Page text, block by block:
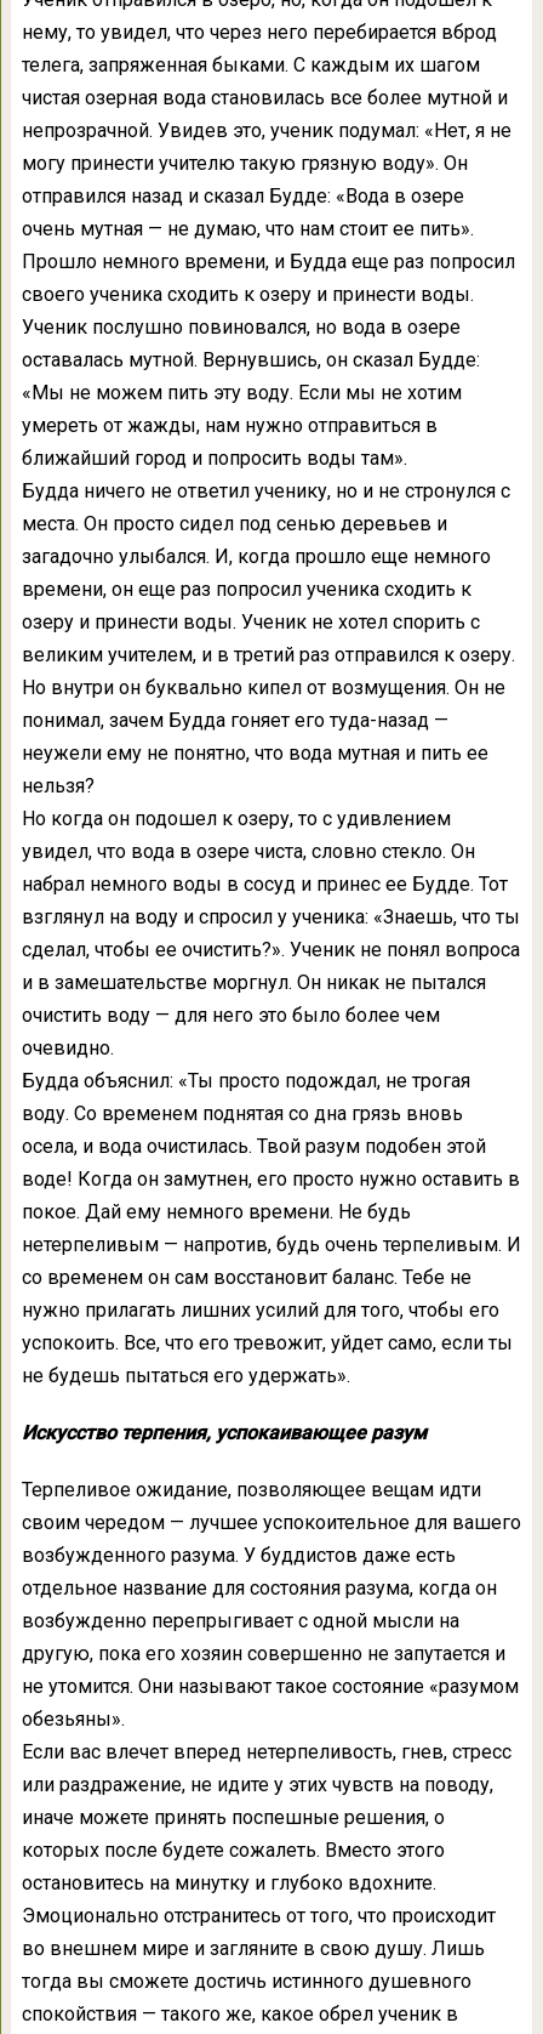
нему, то увидел, что через него перебирается вброд
телега, запряженная быками. С каждым их шагом
чистая озерная вода становилась все более мутной и
непрозрачной. Увидев это, ученик подумал: «Нет, я не
могу принести учителю такую грязную воду». Он
отправился назад и сказал Будде: «Вода в озере
очень мутная — не думаю, что нам стоит ее пить».
Прошло немного времени, и Будда еще раз попросил
своего ученика сходить к озеру и принести воды.
Ученик послушно повиновался, но вода в озере
оставалась мутной. Вернувшись, он сказал Будде:
«Мы не можем пить эту воду. Если мы не хотим
умереть от жажды, нам нужно отправиться в
ближайший город и попросить воды там».
Будда ничего не ответил ученику, но и не стронулся с
места. Он просто сидел под сенью деревьев и
загадочно улыбался. И, когда прошло еще немного
времени, он еще раз попросил ученика сходить к
озеру и принести воды. Ученик не хотел спорить с
великим учителем, и в третий раз отправился к озеру.
Но внутри он буквально кипел от возмущения. Он не
понимал, зачем Будда гоняет его туда-назад —
неужели ему не понятно, что вода мутная и пить ее
нельзя?
Но когда он подошел к озеру, то с удивлением
увидел, что вода в озере чиста, словно стекло. Он
набрал немного воды в сосуд и принес ее Будде. Тот
взглянул на воду и спросил у ученика: «Знаешь, что ты
сделал, чтобы ее очистить?». Ученик не понял вопроса
и в замешательстве моргнул. Он никак не пытался
очистить воду — для него это было более чем
очевидно.
Будда объяснил: «Ты просто подождал, не трогая
воду. Со временем поднятая со дна грязь вновь
осела, и вода очистилась. Твой разум подобен этой
воде! Когда он замутнен, его просто нужно оставить в
покое. Дай ему немного времени. Не будь
нетерпеливым — напротив, будь очень терпеливым. И
со временем он сам восстановит баланс. Тебе не
нужно прилагать лишних усилий для того, чтобы его
успокоить. Все, что его тревожит, уйдет само, если ты
не будешь пытаться его удержать».
Искусство терпения, успокаивающее разум
Терпеливое ожидание, позволяющее вещам идти
своим чередом — лучшее успокоительное для вашего
возбужденного разума. У буддистов даже есть
отдельное название для состояния разума, когда он
возбужденно перепрыгивает с одной мысли на
другую, пока его хозяин совершенно не запутается и
не утомится. Они называют такое состояние «разумом
обезьяны».
Если вас влечет вперед нетерпеливость, гнев, стресс
или раздражение, не идите у этих чувств на поводу,
иначе можете принять поспешные решения, о
которых после будете сожалеть. Вместо этого
остановитесь на минутку и глубоко вдохните.
Эмоционально отстранитесь от того, что происходит
во внешнем мире и загляните в свою душу. Лишь
тогда вы сможете достичь истинного душевного
спокойствия — такого же, какое обрел ученик в